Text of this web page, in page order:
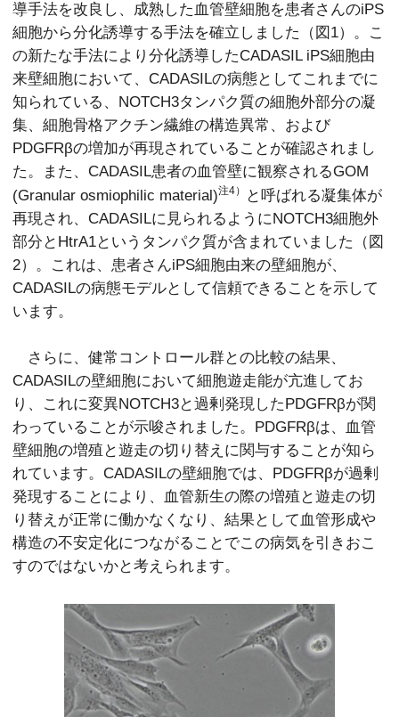
導手法を改良し、成熟した血管壁細胞を患者さんのiPS
細胞から分化誘導する手法を確立しました（図1）。こ
の新たな手法により分化誘導したCADASIL iPS細胞由
来壁細胞において、CADASILの病態としてこれまでに
知られている、NOTCH3タンパク質の細胞外部分の凝
集、細胞骨格アクチン繊維の構造異常、および
PDGFRβの増加が再現されていることが確認されまし
た。また、CADASIL患者の血管壁に観察されるGOM
(Granular osmiophilic material)注4）
と呼ばれる凝集体が
再現され、CADASILに見られるようにNOTCH3細胞外
部分とHtrA1というタンパク質が含まれていました（図
2）。これは、患者さんiPS細胞由来の壁細胞が、
CADASILの病態モデルとして信頼できることを示して
います。
さらに、健常コントロール群との比較の結果、
CADASILの壁細胞において細胞遊走能が亢進してお
り、これに変異NOTCH3と過剰発現したPDGFRβが関
わっていることが示唆されました。PDGFRβは、血管
壁細胞の増殖と遊走の切り替えに関与することが知ら
れています。CADASILの壁細胞では、PDGFRβが過剰
発現することにより、血管新生の際の増殖と遊走の切
り替えが正常に働かなくなり、結果として血管形成や
構造の不安定化につながることでこの病気を引きおこ
すのではないかと考えられます。